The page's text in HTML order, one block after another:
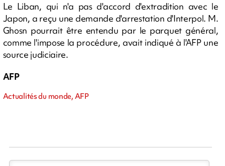
Le Liban, qui n'a pas d'accord d'extradition avec le
Japon, a reçu une demande d'arrestation d'Interpol. M.
Ghosn pourrait être entendu par le parquet général,
comme l'impose la procédure, avait indiqué à l'AFP une
source judiciaire.
AFP
Actualités du monde, AFP